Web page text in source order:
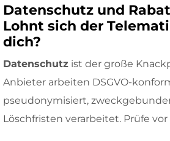
Datenschutz und
Lohnt sich der
dich?
Datenschutz ist der große
Anbieter arbeiten DSGVO-
pseudonymisiert,
Löschfristen verarbeitet. Prüfe vor